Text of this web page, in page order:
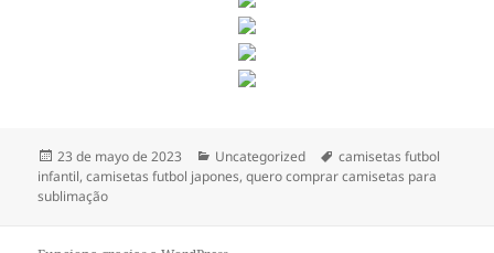
Publicado
el
23 de mayo de 2023 Categorías
Uncategorized Etiquetas
camisetas futbol
infantil,camisetas futbol japones,quero comprar camisetas para
sublimação